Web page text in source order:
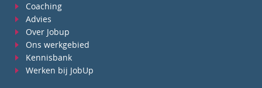
Coaching
Advies
Over Jobup
Ons werkgebied
Kennisbank
Werken bij JobUp